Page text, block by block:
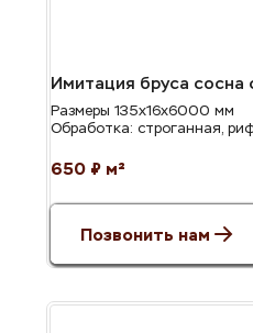
Имитация бруса сосна
Размеры 135х16х6000 мм
Обработка: строганная,
650 ₽ м²
Позвонить нам